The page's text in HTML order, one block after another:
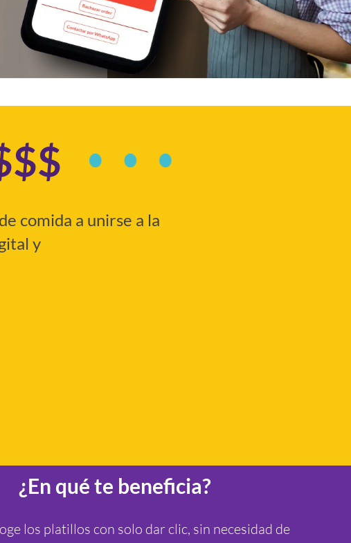
comida a unirse a la
y
¿En qué te beneficia?
los platillos con solo dar clic, sin necesidad de